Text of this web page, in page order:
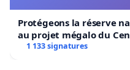
Protégeons la réserve
au projet mégalo du
1 133 signatures